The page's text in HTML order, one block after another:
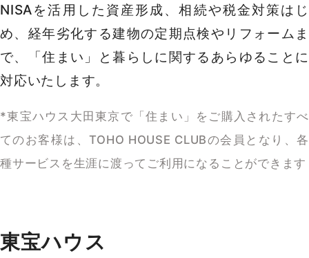
NISAを活用した資産形成、相続や税金対策はじ
め、経年劣化する建物の定期点検やリフォームま
で、「住まい」と暮らしに関するあらゆることに
対応いたします。
*東宝ハウス大田東京で「住まい」をご購入されたすべ
てのお客様は、TOHO HOUSE CLUBの会員となり、各
種サービスを生涯に渡ってご利用になることができます
東宝ハウス